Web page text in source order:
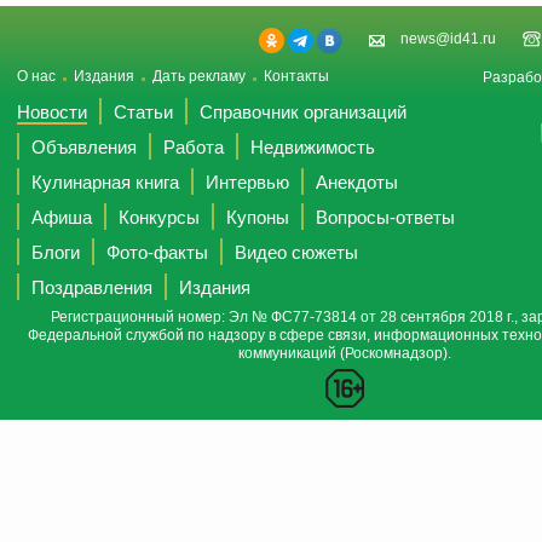
news@id41.ru
О нас Издания Дать рекламу Контакты
Новости Статьи
Справочник организаций
Объявления
Работа
Недвижимость
Кулинарная книга
Интервью
Анекдоты
Афиша
Конкурсы Купоны
Вопросы-ответы
Блоги
Фото-факты
Видео сюжеты
Поздравления
Издания
Регистрационный номер: Эл № ФС77-73814 от 28 сентября 2018 г.,
Федеральной службой по надзору в сфере связи, информационных
коммуникаций (Роскомнадзор).